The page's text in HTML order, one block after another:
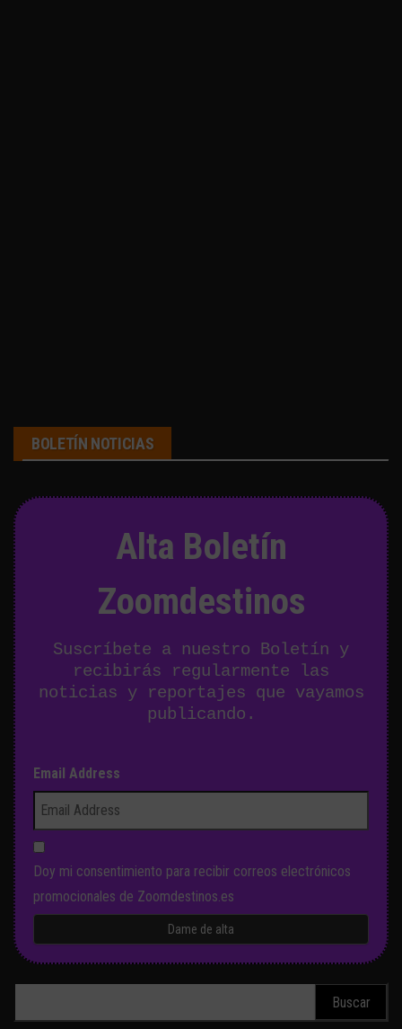
BOLETÍN NOTICIAS
Alta Boletín
Zoomdestinos
Suscríbete a nuestro Boletín y
recibirás regularmente las
noticias y reportajes que vayamos
publicando.
Email Address
Doy mi consentimiento para recibir correos electrónicos
promocionales de Zoomdestinos.es